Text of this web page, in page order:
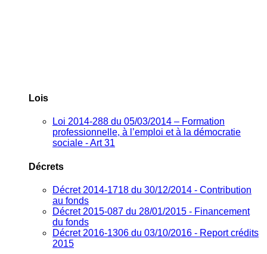
Lois
Loi 2014-288 du 05/03/2014 – Formation
professionnelle, à l’emploi et à la démocratie
sociale - Art 31
Décrets
Décret 2014-1718 du 30/12/2014 - Contribution
au fonds
Décret 2015-087 du 28/01/2015 - Financement
du fonds
Décret 2016-1306 du 03/10/2016 - Report crédits
2015